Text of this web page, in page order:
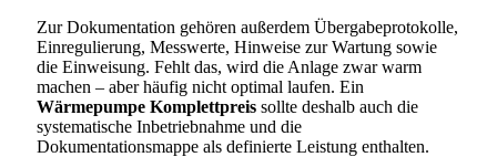
Zur Dokumentation gehören außerdem Übergabeprotokolle,
Einregulierung, Messwerte, Hinweise zur Wartung sowie
die Einweisung. Fehlt das, wird die Anlage zwar warm
machen – aber häufig nicht optimal laufen. Ein
Wärmepumpe Komplettpreis sollte deshalb auch die
systematische Inbetriebnahme und die
Dokumentationsmappe als definierte Leistung enthalten.